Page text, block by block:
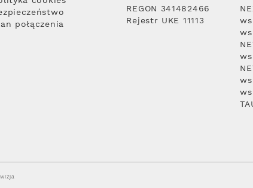
połączenia
REGON 341482466
Rejestr UKE 11113